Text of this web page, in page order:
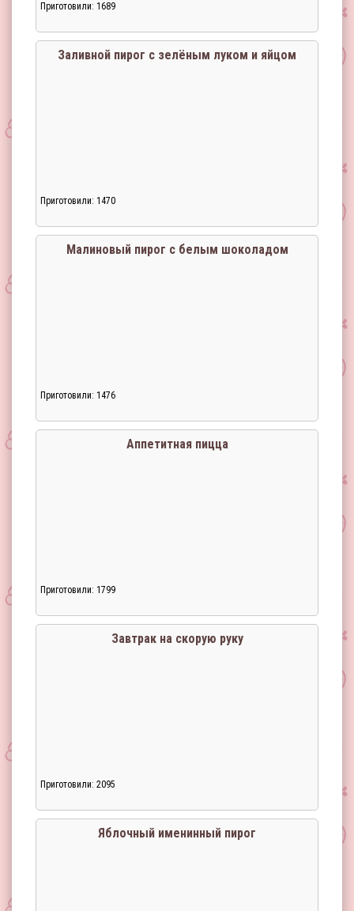
Приготовили: 1689
Заливной пирог с зелёным луком и яйцом
Приготовили: 1470
Малиновый пирог с белым шоколадом
Приготовили: 1476
Аппетитная пицца
Приготовили: 1799
Завтрак на скорую руку
Приготовили: 2095
Яблочный именинный пирог